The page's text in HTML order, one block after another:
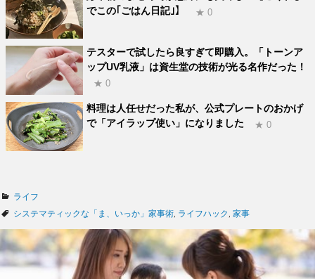
でこの｢ごはん日記｣】
★ 0
テスターで試したら良すぎて即購入。「トーンア
ップUV乳液」は資生堂の技術が光る名作だった！
★ 0
料理は人任せだった私が、公式プレートのおかげ
で「アイラップ使い」になりました
★ 0
カ
テ
ー
ライフ
タ
システマティックな「ま、いっか」家事術 ライフハック 家事